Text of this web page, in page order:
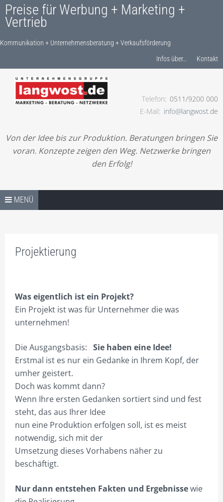
Preise für Werbung + Marketing +
Vertrieb
Kommunikation + Unternehmensberatung + Verkaufsförderung
Infos über…
Kontakt
Kommunikation + Unternehmensberatung +
Telefon 0511/9200 000
E-Mail
info@langwost.de
Von der Idee bis zur Produktion. Beratungen bringen Sie
voran. Konzepte zeigen den Weg. Netzwerke bringen
den Erfolg!
Springe zum Inhalt
MENÜ
PREISE / SHOP – START
ONLINE – SHOP FÜR UNTERNEHMENSBERATUNG
SEI DOCH MAL CREATIV.
FIRMEN VERPACKEN.
CORPORATE MARKETING.
SCHAFFE DIR WERTE!
DIE EIGENE DIVISION.
SEI ANDERS – SEI BESSER!
UMSATZ BRINGT ERFOLG!
KNOW HOW STÄRKT.
DEIN ONEMANOFFICE.
Projektierung
Was eigentlich ist ein Projekt?
Ein Projekt ist was für Unternehmer die was
unternehmen!
Die Ausgangsbasis: Sie haben eine Idee!
Erstmal ist es nur ein Gedanke in Ihrem Kopf, der
umher geistert.
Doch was kommt dann?
Wenn Ihre ersten Gedanken sortiert sind und fest
steht, das aus Ihrer Idee
nun eine Produktion erfolgen soll, ist es meist
notwendig, sich mit der
Umsetzung dieses Vorhabens näher zu
beschäftigt.
Nur dann entstehen Fakten und Ergebnissewie